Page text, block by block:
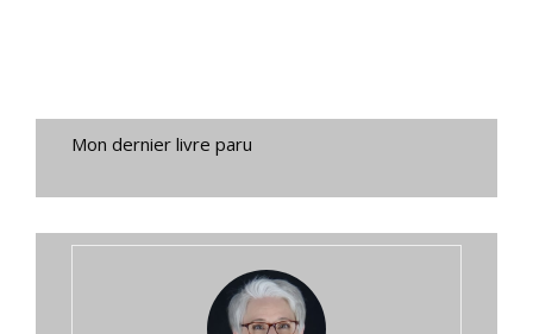
Mon dernier livre paru